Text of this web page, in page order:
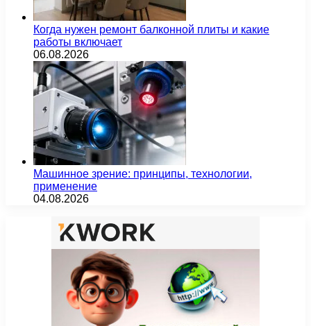
Когда нужен ремонт балконной плиты и какие
работы включает
06.08.2026
Машинное зрение: принципы, технологии,
применение
04.08.2026